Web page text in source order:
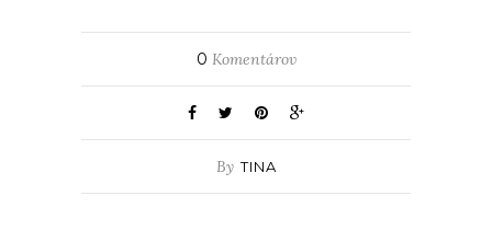
0 Komentárov
By TINA